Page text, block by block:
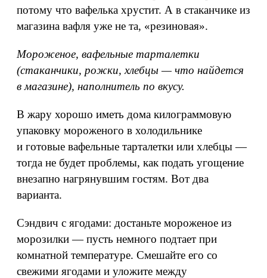
потому что вафелька хрустит. А в стаканчике из
магазина вафля уже не та, «резиновая».
Мороженое, вафельные тарталетки
(стаканчики, рожки, хлебцы — что найдется
в магазине), наполнитель по вкусу.
В жару хорошо иметь дома килограммовую
упаковку мороженого в холодильнике
и готовые вафельные тарталетки или хлебцы —
тогда не будет проблемы, как подать угощение
внезапно нагрянувшим гостям. Вот два
варианта.
Сэндвич с ягодами: достаньте мороженое из
морозилки — пусть немного подтает при
комнатной температуре. Смешайте его со
свежими ягодами и уложите между